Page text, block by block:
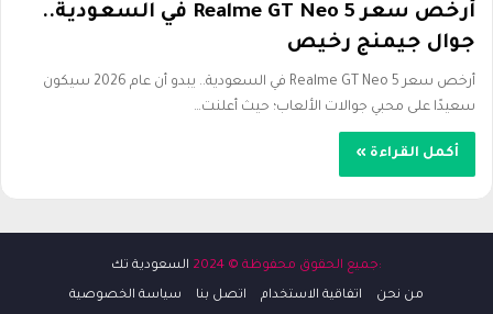
أرخص سعر Realme GT Neo 5 في السعودية..
جوال جيمنج رخيص
أرخص سعر Realme GT Neo 5 في السعودية.. يبدو أن عام 2026 سيكون
سعيدًا على محبي جوالات الألعاب؛ حيث أعلنت…
أكمل القراءة »
:جميع الحقوق محفوظة © 2024 السعودية تك
من نحن اتفاقية الاستخدام اتصل بنا سياسة الخصوصية